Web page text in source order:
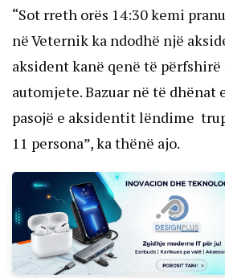
“Sot rreth orës 14:30 kemi
në Veternik ka ndodhë një
aksident kanë qenë të
automjete. Bazuar në të dhënat
pasojë e aksidentit lëndime
11 persona”, ka thënë ajo.